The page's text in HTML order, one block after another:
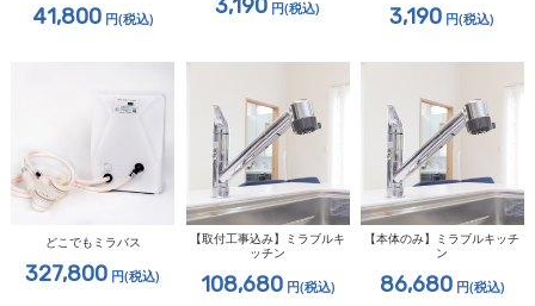
41,800円(税込) 3,190 円(税込) 3,190 円(税込)
どこでもミラバス
327,800 円(税込)
【取付工事込み】ミラブルキ
ッチン
108,680円(税込)
【本体のみ】ミラブルキッチ
ン
86,680円(税込)